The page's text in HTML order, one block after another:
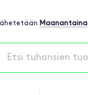
Maanantaina